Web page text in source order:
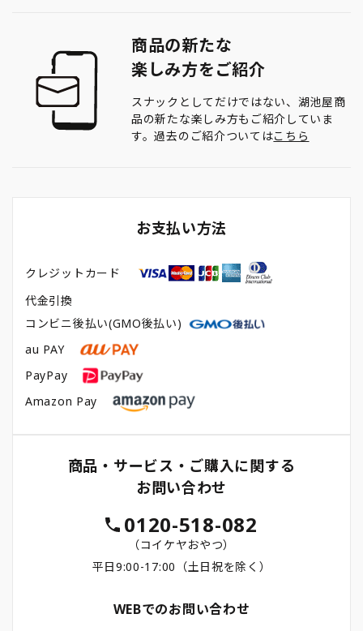
商品の新たな
楽しみ方をご紹介
スナックとしてだけではない、湖池屋商
品の新たな楽しみ方もご紹介していま
す。過去のご紹介ついてはこちら
お支払い方法
クレジットカード
代金引換
コンビニ後払い(GMO後払い)
au PAY
PayPay
Amazon Pay
商品・サービス・ご購入に関する
お問い合わせ
0120-518-082
（コイケヤおやつ）
平日9:00-17:00（土日祝を除く）
WEBでのお問い合わせ